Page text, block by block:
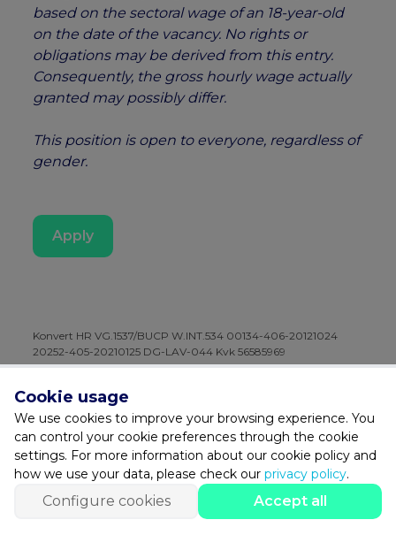
based on the sectoral wage of an 18-year-old
on the date of the vacancy. No rights or
obligations may be derived from this entry.
Consequently, the gross hourly wage actually
granted may possibly differ.
This position is open to everyone, regardless of
gender.
Apply
Konvert HR VG.1537/BUCP W.INT.534 00134-406-20121024
20252-405-20210125 DG-LAV-044 Kvk 56585969
Facebook
056 240 100-info@konvert.be
© 2022 Konvert
Policy | Configure cookies
Cookie usage
We use cookies to improve your browsing experience. You
can control your cookie preferences through the cookie
settings. For more information about our cookie policy and
how we use your data, please check our privacy policy.
Configure cookies Accept all